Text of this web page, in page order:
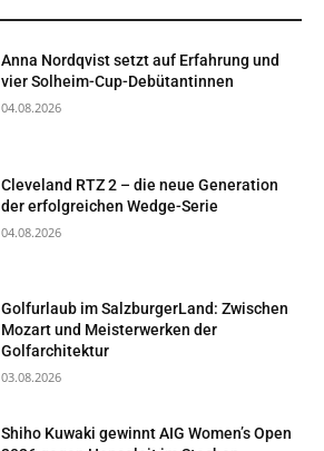
Anna Nordqvist setzt auf Erfahrung und
vier Solheim-Cup-Debütantinnen
04.08.2026
Cleveland RTZ 2 – die neue Generation
der erfolgreichen Wedge-Serie
04.08.2026
Golfurlaub im SalzburgerLand: Zwischen
Mozart und Meisterwerken der
Golfarchitektur
03.08.2026
Shiho Kuwaki gewinnt AIG Women’s Open